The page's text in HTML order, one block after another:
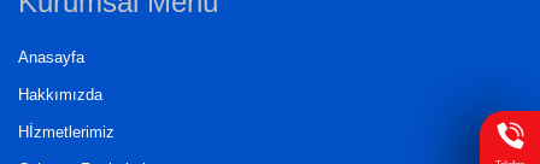
Anasayfa
Hakkımızda
Hİzmetlerimiz